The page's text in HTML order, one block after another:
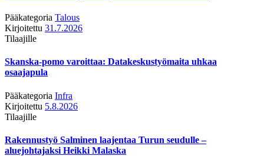
Pääkategoria Talous
Kirjoitettu 31.7.2026
Tilaajille
Skanska-pomo varoittaa: Datakeskustyömaita uhkaa
osaajapula
Pääkategoria Infra
Kirjoitettu 5.8.2026
Tilaajille
Rakennustyö Salminen laajentaa Turun seudulle –
aluejohtajaksi Heikki Malaska